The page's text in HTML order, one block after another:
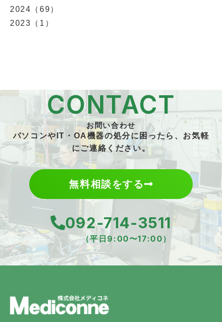
2024（69）
2023（1）
CONTACT
お問い合わせ
パソコンやIT・OA機器の処分に困ったら、お気軽
にご連絡ください。
無料相談をする
092-714-3511
（平日9:00〜17:00）